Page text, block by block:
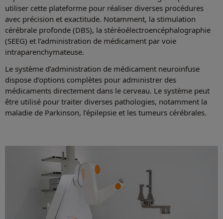
utiliser cette plateforme pour réaliser diverses procédures
avec précision et exactitude. Notamment, la stimulation
cérébrale profonde (DBS), la stéréoélectroencéphalographie
(SEEG) et l’administration de médicament par voie
intraparenchymateuse.
Le système d’administration de médicament neuroinfuse
dispose d’options complètes pour administrer des
médicaments directement dans le cerveau. Le système peut
être utilisé pour traiter diverses pathologies, notamment la
maladie de Parkinson, l’épilepsie et les tumeurs cérébrales.